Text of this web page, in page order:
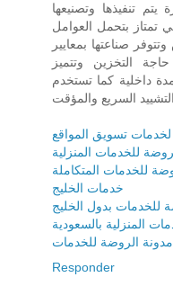
تنفيذها وتصنيعها
تمتاز بتحمل العوامل
صناعتها بمعايير
التخزين وتتميز
داخلية كما تستخدم
تسويق المواقع
للخدمات المنزلية
للخدمات المتكاملة
خدمات الخليج
للخدمات بدول الخليج
المنزلية بالسعودية
مدونة الروضة للخدمات
Responder